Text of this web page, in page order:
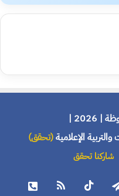
|
الإعلامية(تحقق)
شاركنا تحقق
تيلقرام ‫TikTok ملخص